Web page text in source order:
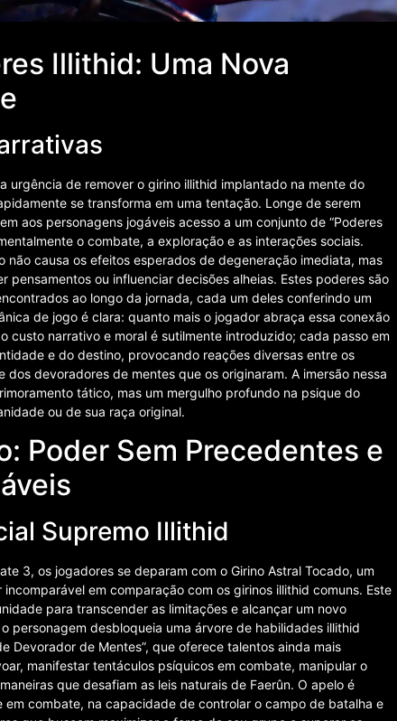
Illithid: Uma Nova
urgência de remover o girino illithid implantado na mente do
se transforma em uma tentação. Longe de serem
aos personagens jogáveis acesso a um conjunto de “Poderes
o combate, a exploração e as interações sociais.
causa os efeitos esperados de degeneração imediata, mas
pensamentos ou influenciar decisões alheias. Estes poderes são
ao longo da jornada, cada um deles conferindo um
de jogo é clara: quanto mais o jogador abraça essa conexão
custo narrativo e moral é sutilmente introduzido; cada passo em
e do destino, provocando reações diversas entre os
devoradores de mentes que os originaram. A imersão nessa
tático, mas um mergulho profundo na psique do
ou de sua raça original.
Poder Sem Precedentes e
Supremo Illithid
3, os jogadores se deparam com o Girino Astral Tocado, um
em comparação com os girinos illithid comuns. Este
para transcender as limitações e alcançar um novo
personagem desbloqueia uma árvore de habilidades illithid
Devorador de Mentes”, que oferece talentos ainda mais
manifestar tentáculos psíquicos em combate, manipular o
que desafiam as leis naturais de Faerûn. O apelo é
combate, na capacidade de controlar o campo de batalha e